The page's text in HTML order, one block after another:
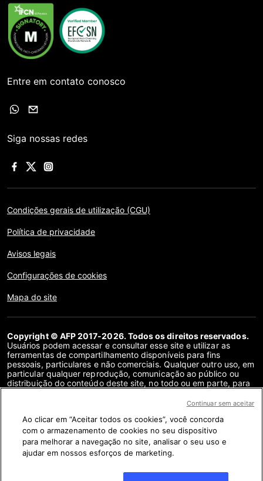
Entre em contato conosco
Siga nossas redes
Condições gerais de utilização (CGU)
Política de privacidade
Avisos legais
Configurações de cookies
Mapa do site
Copyright © AFP 2017-2026. Todos os direitos reservados.
Usuários podem acessar e consultar esse site e utilizar as
ferramentas de compartilhamento disponíveis para fins
pessoais, particulares e não comerciais. Qualquer outro uso, em
particular qualquer reprodução, comunicação ao público ou
distribuição do conteúdo deste site, no todo ou em parte, para
contrato de licença específico assinado com a AFP, é
meio de links no conteúdo de verificação de fatos são
fornecidos na medida necessária para a correta compreensão
da checagem da informação em questão. A AFP não obteve
qualquer direito dos autores ou detentores dos direitos autorais
deste conteúdo de terceiros e não terá nenhuma
Ao clicar em “Aceitar todos os cookies”, você concorda
com o armazenamento de cookies no seu dispositivo
para melhorar a navegação no site, analisar o seu uso e
ajudar em nossos esforços de marketing.
Continuar sem aceitar